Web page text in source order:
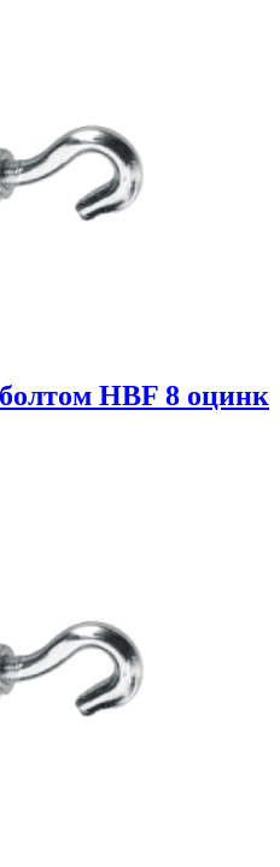
HBF 8 оцинк